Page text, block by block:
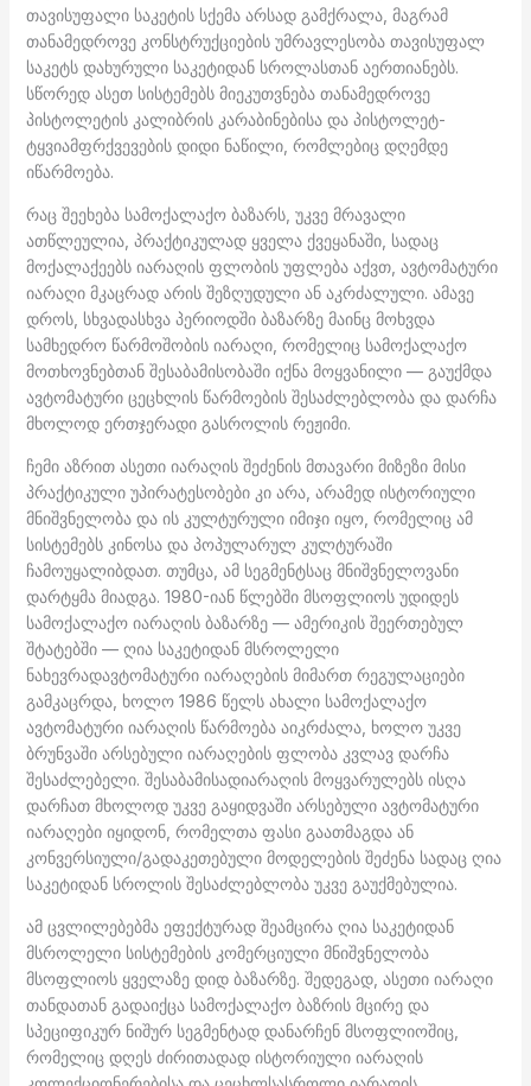
თავისუფალი საკეტის სქემა არსად გამქრალა, მაგრამ
თანამედროვე კონსტრუქციების უმრავლესობა თავისუფალ
საკეტს დახურული საკეტიდან სროლასთან აერთიანებს.
სწორედ ასეთ სისტემებს მიეკუთვნება თანამედროვე
პისტოლეტის კალიბრის კარაბინებისა და პისტოლეტ-
ტყვიამფრქვევების დიდი ნაწილი, რომლებიც დღემდე
იწარმოება.
რაც შეეხება სამოქალაქო ბაზარს, უკვე მრავალი
ათწლეულია, პრაქტიკულად ყველა ქვეყანაში, სადაც
მოქალაქეებს იარაღის ფლობის უფლება აქვთ, ავტომატური
იარაღი მკაცრად არის შეზღუდული ან აკრძალული. ამავე
დროს, სხვადასხვა პერიოდში ბაზარზე მაინც მოხვდა
სამხედრო წარმოშობის იარაღი, რომელიც სამოქალაქო
მოთხოვნებთან შესაბამისობაში იქნა მოყვანილი — გაუქმდა
ავტომატური ცეცხლის წარმოების შესაძლებლობა და დარჩა
მხოლოდ ერთჯერადი გასროლის რეჟიმი.
ჩემი აზრით ასეთი იარაღის შეძენის მთავარი მიზეზი მისი
პრაქტიკული უპირატესობები კი არა, არამედ ისტორიული
მნიშვნელობა და ის კულტურული იმიჯი იყო, რომელიც ამ
სისტემებს კინოსა და პოპულარულ კულტურაში
ჩამოუყალიბდათ. თუმცა, ამ სეგმენტსაც მნიშვნელოვანი
დარტყმა მიადგა. 1980-იან წლებში მსოფლიოს უდიდეს
სამოქალაქო იარაღის ბაზარზე — ამერიკის შეერთებულ
შტატებში — ღია საკეტიდან მსროლელი
ნახევრადავტომატური იარაღების მიმართ რეგულაციები
გამკაცრდა, ხოლო 1986 წელს ახალი სამოქალაქო
ავტომატური იარაღის წარმოება აიკრძალა, ხოლო უკვე
ბრუნვაში არსებული იარაღების ფლობა კვლავ დარჩა
შესაძლებელი. შესაბამისადიარაღის მოყვარულებს ისღა
დარჩათ მხოლოდ უკვე გაყიდვაში არსებული ავტომატური
იარაღები იყიდონ, რომელთა ფასი გაათმაგდა ან
კონვერსიული/გადაკეთებული მოდელების შეძენა სადაც ღია
საკეტიდან სროლის შესაძლებლობა უკვე გაუქმებულია.
ამ ცვლილებებმა ეფექტურად შეამცირა ღია საკეტიდან
მსროლელი სისტემების კომერციული მნიშვნელობა
მსოფლიოს ყველაზე დიდ ბაზარზე. შედეგად, ასეთი იარაღი
თანდათან გადაიქცა სამოქალაქო ბაზრის მცირე და
სპეციფიკურ ნიშურ სეგმენტად დანარჩენ მსოფლიოშიც,
რომელიც დღეს ძირითადად ისტორიული იარაღის